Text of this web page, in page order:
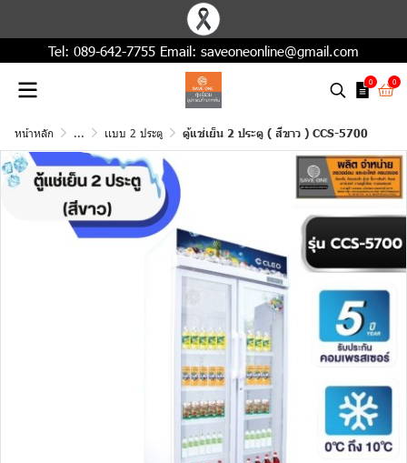
Tel: 089-642-7755 Email: saveoneonline@gmail.com
0 0
หน้าหลัก ... เเบบ 2 ประตู ตู้แช่เย็น 2 ประตู ( สีขาว ) CCS-5700